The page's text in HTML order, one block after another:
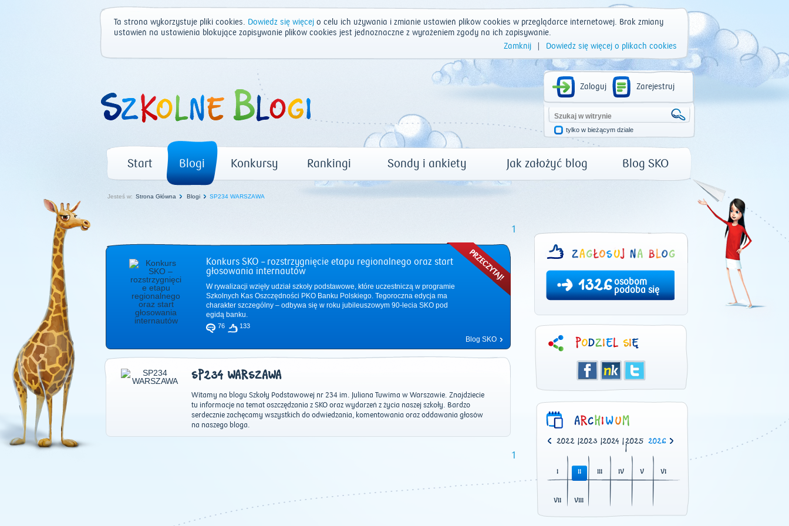
Ta strona wykorzystuje pliki cookies. Dowiedz się więcejo celu ich używania i zmianie ustawień plików cookies w przeglądarce internetowej. Brak zmiany
ustawień na ustawienia blokujące zapisywanie plików cookies jest jednoznaczne z wyrażeniem zgody na ich zapisywanie.
Zamknij
Dowiedz się więcej o plikach cookies
Zaloguj Zarejestruj
tylko w bieżącym dziale
Start Blogi Konkursy Rankingi Sondy i ankiety Jak założyć blog Blog SKO
Jesteś w: Strona Główna Blogi SP234 WARSZAWA
1
Konkurs SKO – rozstrzygnięcie etapu regionalnego oraz start
głosowania internautów
W rywalizacji wzięły udział szkoły podstawowe, które uczestniczą w programie
Szkolnych Kas Oszczędności PKO Banku Polskiego. Tegoroczna edycja ma
charakter szczególny – odbywa się w roku jubileuszowym 90-lecia SKO pod
egidą banku.
76 133
Blog SKO
SP234 WARSZAWA
Witamy na blogu Szkoły Podstawowej nr 234 im. Juliana Tuwima w Warszawie. Znajdziecie
tu informacje na temat oszczędzania z SKO oraz wydarzeń z życia naszej szkoły. Bardzo
serdecznie zachęcamy wszystkich do odwiedzania, komentowania oraz oddawania głosów
na naszego bloga.
1
1326osobom
podoba się
2021| 2022|2023 |2024 |2025
|
2026
I II III IV V VI
VII VIII